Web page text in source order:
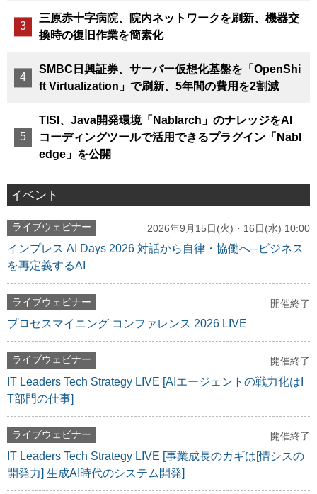
三原赤十字病院、院内ネットワークを刷新、機器交
換時の復旧作業を簡素化
SMBC日興証券、サーバー仮想化基盤を「OpenShi
ft Virtualization」で刷新、5年間の費用を2割減
TISI、Java開発環境「Nablarch」のナレッジをAI
コーディングツールで活用できるプラグイン「Nabl
edge」を公開
イベント
ライブウェビナー 2026年9月15日(火)・16日(水) 10:00
インプレス AI Days 2026 対話から自律・協働へ─ビジネス
を再定義するAI
ライブウェビナー 開催終了
プロセスマイニング コンファレンス 2026 LIVE
ライブウェビナー 開催終了
IT Leaders Tech Strategy LIVE [AIエージェントの戦力化はI
T部門の仕事]
ライブウェビナー 開催終了
IT Leaders Tech Strategy LIVE [事業成長のカギは[情シスの
開発力] 生成AI時代のシステム開発]